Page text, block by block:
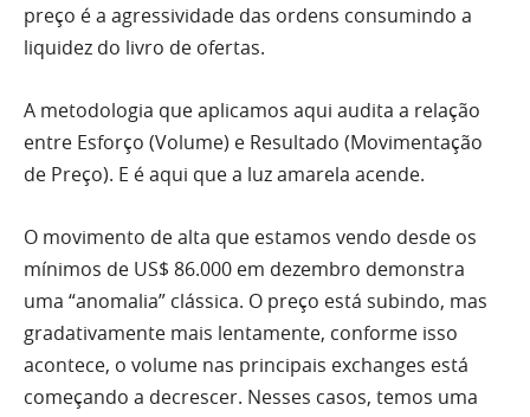
preço é a agressividade das ordens consumindo a
liquidez do livro de ofertas.
A metodologia que aplicamos aqui audita a relação
entre Esforço (Volume) e Resultado (Movimentação
de Preço). E é aqui que a luz amarela acende.
O movimento de alta que estamos vendo desde os
mínimos de US$ 86.000 em dezembro demonstra
uma “anomalia” clássica. O preço está subindo, mas
gradativamente mais lentamente, conforme isso
acontece, o volume nas principais exchanges está
começando a decrescer. Nesses casos, temos uma